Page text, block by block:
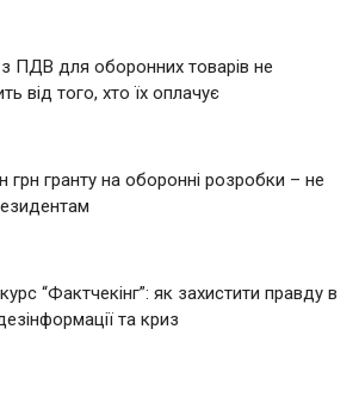
з ПДВ для оборонних товарів не
від того, хто їх оплачує
грн гранту на оборонні розробки – не
“Фактчекінг”: як захистити правду в
та криз